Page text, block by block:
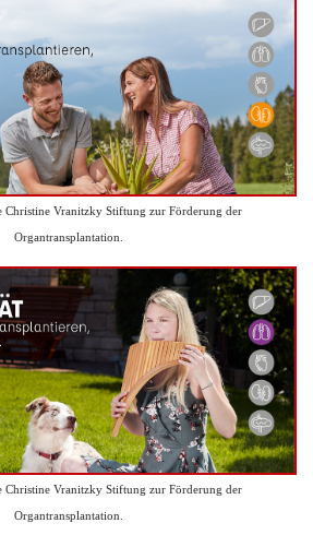
Christine Vranitzky Stiftung zur Förderung der
Organtransplantation.
Christine Vranitzky Stiftung zur Förderung der
Organtransplantation.